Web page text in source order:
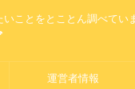
ことをとことん調べてい
運営者情報